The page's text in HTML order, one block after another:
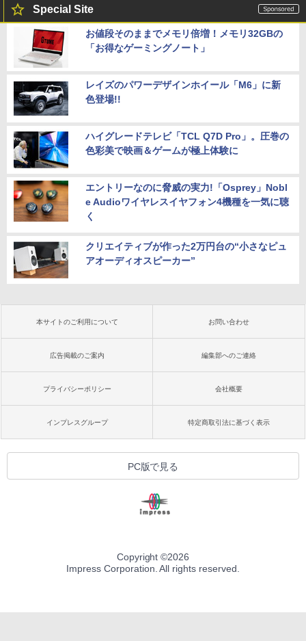
Special Site
お値段そのままでメモリ倍増！メモリ32GBの
「お得なゲーミングノート」
レイズのパワーデザインホイール「M6」に新
色登場!!
ハイグレードテレビ「TCL Q7D Pro」。圧巻の
色彩美で映画＆ゲームが極上体験に
エントリーなのに脅威の実力!「Osprey」Nobl
e Audioワイヤレスイヤフォン4機種を一気に聴
く
クリエイティブが作った2万円台の“小さなピュ
アオーディオスピーカー”
本サイトのご利用について お問い合わせ
広告掲載のご案内 編集部へのご連絡
プライバシーポリシー 会社概要
インプレスグループ 特定商取引法に基づく表示
PC版で見る
Copyright ©2026
Impress Corporation. All rights reserved.